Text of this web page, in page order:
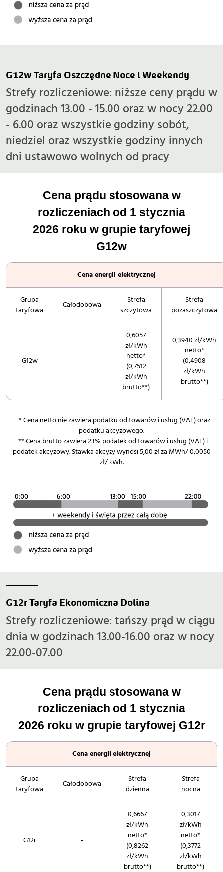
G12w Taryfa Oszczędne Noce i Weekendy
Strefy rozliczeniowe: niższe ceny prądu w
godzinach 13.00 - 15.00 oraz w nocy 22.00
- 6.00 oraz wszystkie godziny sobót,
niedziel oraz wszystkie godziny innych
dni ustawowo wolnych od pracy
Cena prądu stosowana w
rozliczeniach od 1 stycznia
2026 roku w grupie taryfowej
G12w
Cena energii elektrycznej
Grupa
taryfowa
Całodobowa
Strefa
szczytowa
Strefa
pozaszczytowa
G12w -
0,6057
zł/kWh
netto*
(0,7512
zł/kWh
brutto**)
0,3940 zł/kWh
netto*
(0,4908
zł/kWh
brutto**)
* Cena netto nie zawiera podatku od towarów i usług (VAT) oraz
podatku akcyzowego.
** Cena brutto zawiera 23% podatek od towarów i usług (VAT) i
podatek akcyzowy. Stawka akcyzy wynosi 5,00 zł za MWh/ 0,0050
zł/ kWh.
G12r Taryfa Ekonomiczna Dolina
Strefy rozliczeniowe: tańszy prąd w ciągu
dnia w godzinach 13.00-16.00 oraz w nocy
22.00-07.00
Cena prądu stosowana w
rozliczeniach od 1 stycznia
2026 roku w grupie taryfowej G12r
Cena energii elektrycznej
Grupa
taryfowa
Całodobowa
Strefa
dzienna
Strefa
nocna
G12r -
0,6667
zł/kWh
netto*
(0,8262
zł/kWh
brutto**)
0,3017
zł/kWh
netto*
(0,3772
zł/kWh
brutto**)